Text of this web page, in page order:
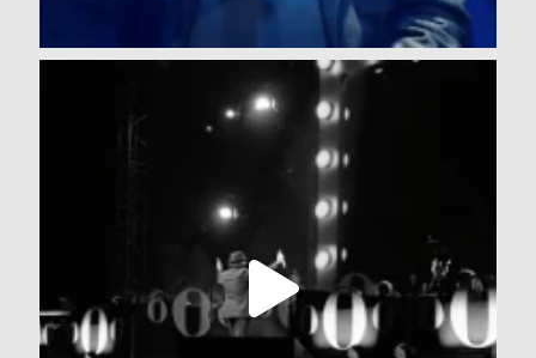
4 magnifici giorni in una Bari ritrovata e